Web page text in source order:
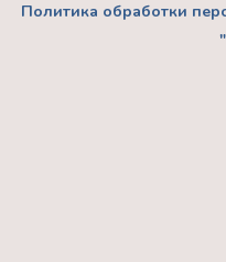
Политика обработки